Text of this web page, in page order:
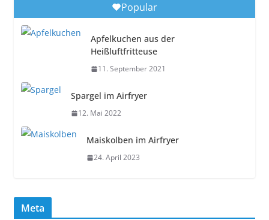
Popular
Apfelkuchen aus der
Heißluftfritteuse
11. September 2021
Spargel im Airfryer
12. Mai 2022
Maiskolben im Airfryer
24. April 2023
Meta